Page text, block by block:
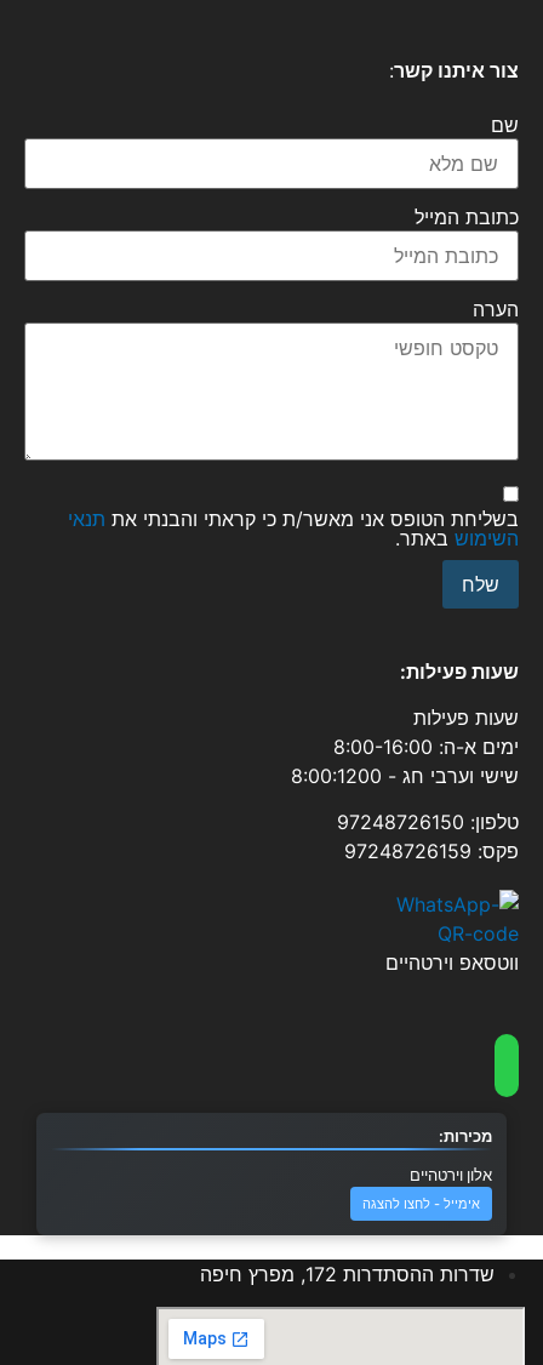
צור איתנו קשר:
שם
כתובת המייל
הערה
בשליחת הטופס אני מאשר/ת כי קראתי והבנתי אתתנאי
השימושבאתר.
שלח
שעות פעילות:
שעות פעילות
ימים א-ה: 8:00-16:00
שישי וערבי חג - 8:00:1200
טלפון: 97248726150
פקס: 97248726159
ווטסאפ וירטהיים
מכירות:
אלון וירטהיים
אימייל - לחצו להצגה
שדרות ההסתדרות 172, מפרץ חיפה